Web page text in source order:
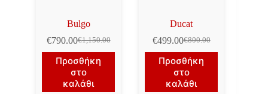
Bulgo
€1,150.00
Original
price
was:
€1,150.00.
€790.00Η
τρέχουσα
τιμή
είναι:
€790.00.
Προσθήκη
στο
καλάθι
Ducat
€800.00
Original
price
was:
€800.00.
€499.00Η
τρέχουσα
τιμή
είναι:
€499.00.
Προσθήκη
στο
καλάθι